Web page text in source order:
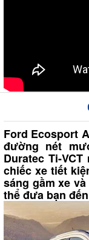
Ford Ecosport
đường nét
Duratec Ti-
chiếc xe tiết
sáng gầm xe
thể đưa bạn